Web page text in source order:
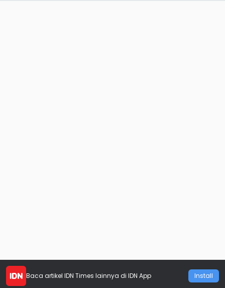
Baca artikel IDN Times lainnya di IDN App Install